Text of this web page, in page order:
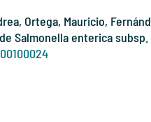
Ortega, Mauricio,
Salmonella enterica